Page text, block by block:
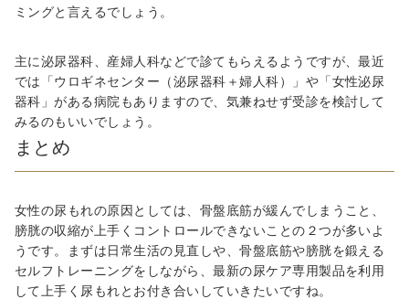
ミングと言えるでしょう。
主に泌尿器科、産婦人科などで診てもらえるようですが、最近
では「ウロギネセンター（泌尿器科＋婦人科）」や「女性泌尿
器科」がある病院もありますので、気兼ねせず受診を検討して
みるのもいいでしょう。
まとめ
女性の尿もれの原因としては、骨盤底筋が緩んでしまうこと、
膀胱の収縮が上手くコントロールできないことの２つが多いよ
うです。まずは日常生活の見直しや、骨盤底筋や膀胱を鍛える
セルフトレーニングをしながら、最新の尿ケア専用製品を利用
して上手く尿もれとお付き合いしていきたいですね。